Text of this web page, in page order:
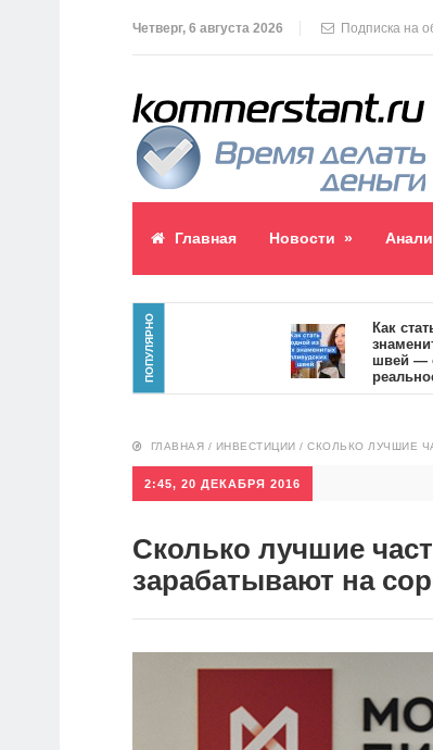
Четверг, 6 августа 2026 Подписка на
Главная Новости »
ПОПУЛЯРНО
Как стать
знаменитых
швей — от
реальности
10551
ГЛАВНАЯ / ИНВЕСТИЦИИ / СКОЛЬКО ЛУЧШИЕ
2:45, 20 ДЕКАБРЯ 2016
Сколько лучшие
зарабатывают на